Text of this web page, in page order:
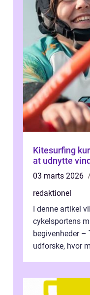
Kitesurfing
at udnytte
03 marts 2026
redaktionel
I denne artikel
cykelsportens
begivenheder –
udforske, hvor